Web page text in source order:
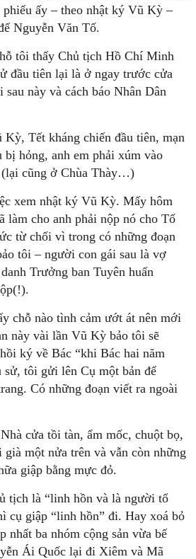
ấy – theo nhật ký Vũ Kỳ –
Nguyễn Văn Tố.
tôi thấy Chủ tịch Hồ Chí Minh
đầu tiên lại là ở ngay trước cửa
này và cách báo Nhân Dân
Kỳ, Tết kháng chiến đầu tiên, mạn
bị hỏng, anh em phải xúm vào
(lại cũng ở Chùa Thày…)
xem nhật ký Vũ Kỳ. Mấy hôm
làm cho anh phải nộp nó cho Tố
từ chối vì trong có những đoạn
tôi – người con gái sau là vợ
Trưởng ban Tuyên huấn
chỗ nào tình cảm ướt át nên mới
này vài lần Vũ Kỳ bảo tôi sẽ
ký về Bác “khi Bác hai năm
tôi gửi lên Cụ một bản để
Có những đoạn viết ra ngoài
cửa tồi tàn, ẩm mốc, chuột bọ,
già một nửa trên và vẫn còn những
giập bằng mực đỏ.
tịch là “linh hồn và là người tổ
cụ giập “linh hồn” đi. Hay xoá bỏ
nhất ba nhóm cộng sản vừa bế
Ái Quốc lại đi Xiêm và Mã